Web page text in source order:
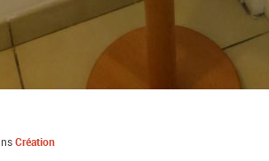
Création